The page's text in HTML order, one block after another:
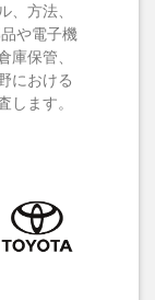
、方法、
や電子機
庫保管、
における
します。